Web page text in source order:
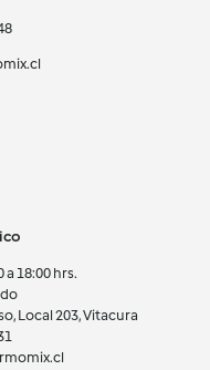
a 18:00 hrs.
Local 203, Vitacura